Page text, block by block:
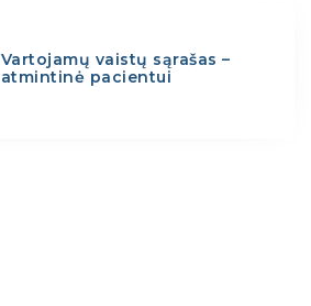
Vartojamų vaistų sąrašas –
atmintinė pacientui